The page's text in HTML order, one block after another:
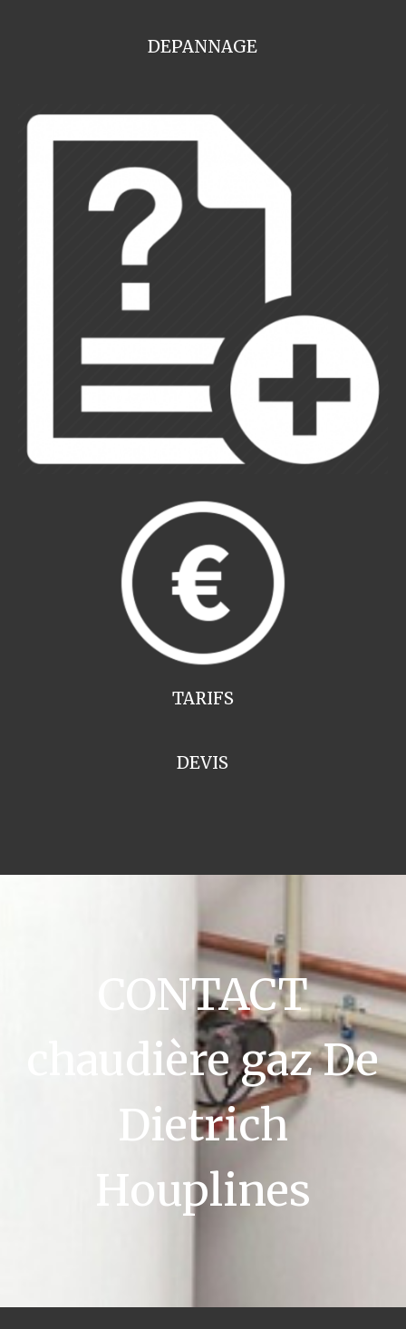
DEPANNAGE
TARIFS
DEVIS
CONTACT
chaudière gaz De
Dietrich
Houplines